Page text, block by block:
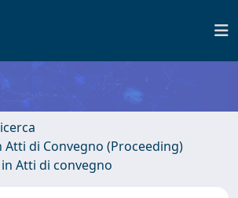
di Convegno (Proceeding)
Atti di convegno